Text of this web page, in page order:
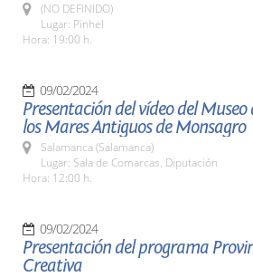
(NO DEFINIDO)
Lugar: Pinhel
Hora: 19:00 h.
09/02/2024
Presentación del vídeo del Museo
los Mares Antiguos de Monsagro
Salamanca (Salamanca)
Lugar: Sala de Comarcas. Diputación
Hora: 12:00 h.
09/02/2024
Presentación del programa
Creativa